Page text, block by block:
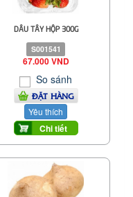
DÂU TÂY HỘP 300G
S001541
67.000 VND
So sánh
ĐẶT HÀNG
Yêu thích
Chi tiết